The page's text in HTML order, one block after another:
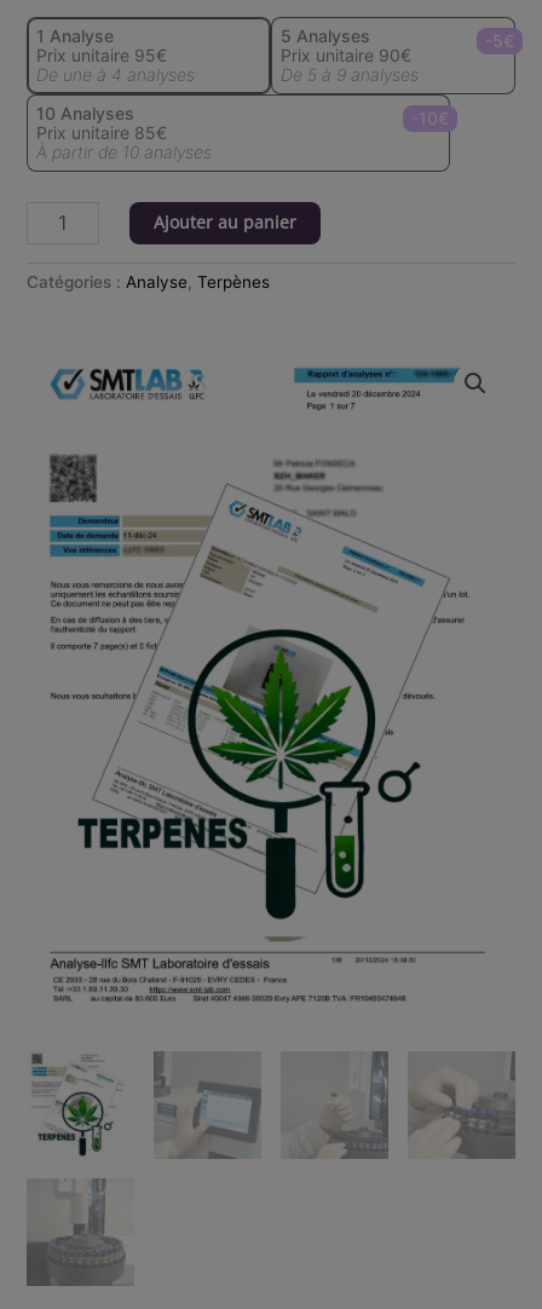
1 Analyse
Prix unitaire 95€
De une à 4 analyses
5 Analyses
Prix unitaire 90€
De 5 à 9 analyses
-5€
10 Analyses
Prix unitaire 85€
À partir de 10 analyses
-10€
Ajouter au panier
Catégories :Analyse,Terpènes